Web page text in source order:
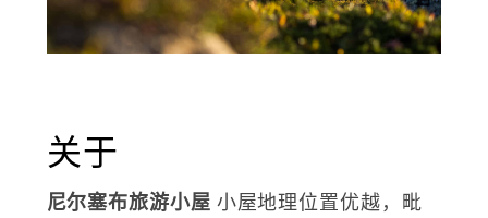
关于
尼尔塞布旅游小屋 小屋地理位置优越，毗